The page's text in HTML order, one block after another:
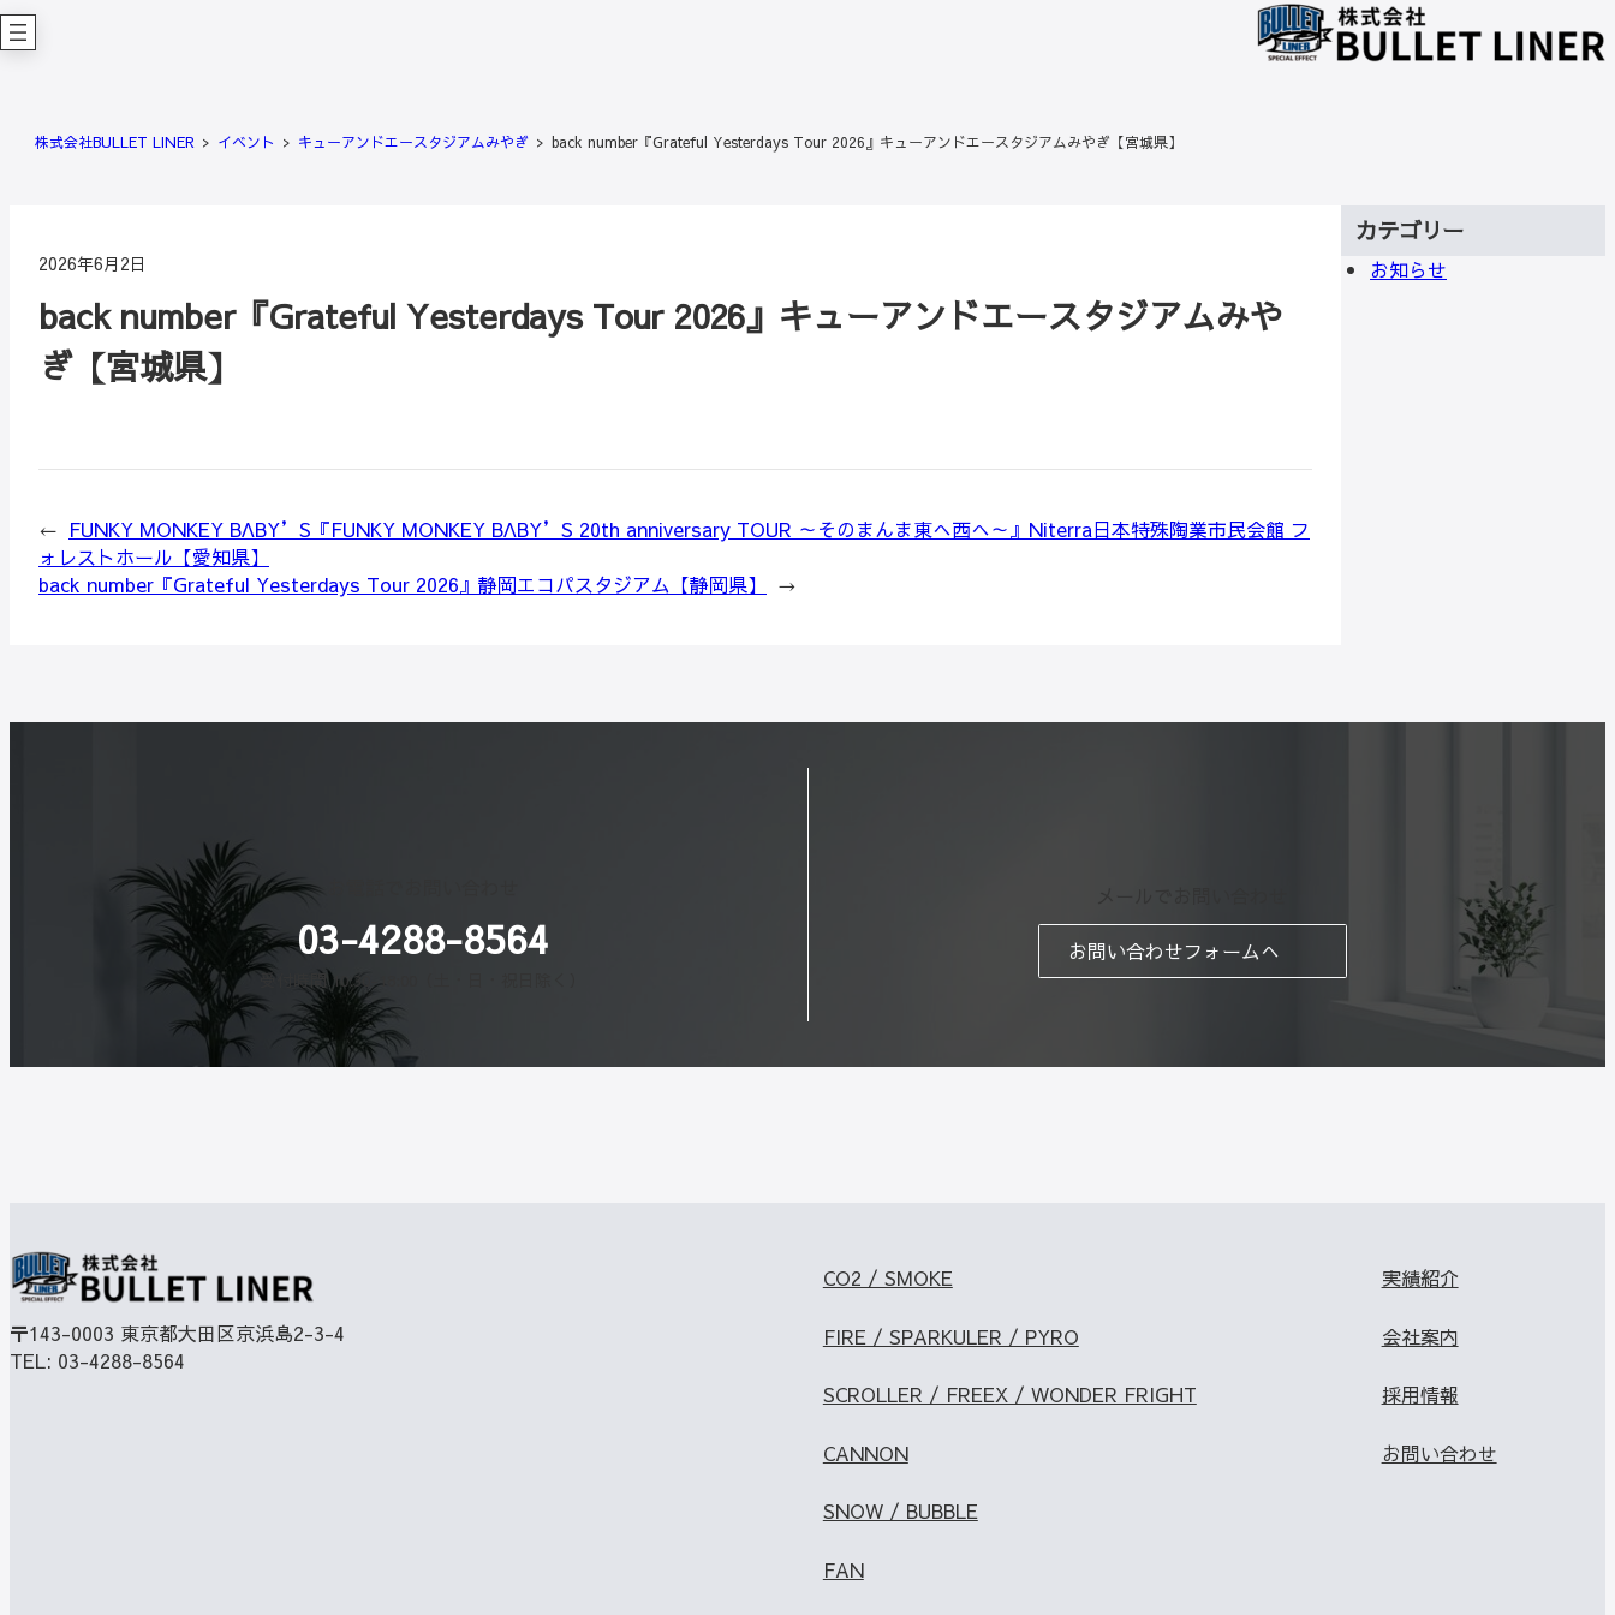
内
容
株式会社BULLET LINER イベント キューアンドエースタジアムみやぎ back number『Grateful Yesterdays Tour 2026』キューアンドエースタジアムみやぎ【宮城県】
2026年6月2日
back number『Grateful Yesterdays Tour 2026』キューアンドエースタジアムみや
ぎ【宮城県】
← FUNKY MONKEY BΛBY’S『FUNKY MONKEY BΛBY’S 20th anniversary TOUR ～そのまんま東へ西へ～』Niterra日本特殊陶業市民会館 フ
ォレストホール【愛知県】
back number『Grateful Yesterdays Tour 2026』静岡エコパスタジアム【静岡県】
→
カテゴリー
お知らせ
03-4288-8564
受付時間 10:30-18:00（土・日・祝日除く）
お問い合わせフォームへ
〒143-0003 東京都大田区京浜島2-3-4
TEL: 03-4288-8564
CO2 / SMOKE
FIRE / SPARKULER / PYRO
SCROLLER / FREEX / WONDER FRIGHT
CANNON
SNOW / BUBBLE
FAN
実績紹介
会社案内
採用情報
お問い合わせ